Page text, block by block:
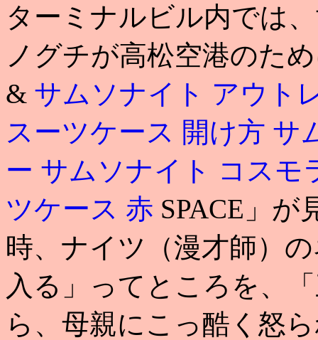
ターミナルビル内では
ノグチが高松空港のた
& サムソナイト アウト
スーツケース 開け方 サ
ー サムソナイト コスモ
ツケース 赤 SPACE」
時、ナイツ（漫才師）
入る」ってところを、
ら、母親にこっ酷く怒